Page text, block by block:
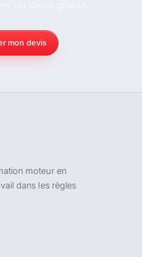
mon devis
moteur en
dans les règles